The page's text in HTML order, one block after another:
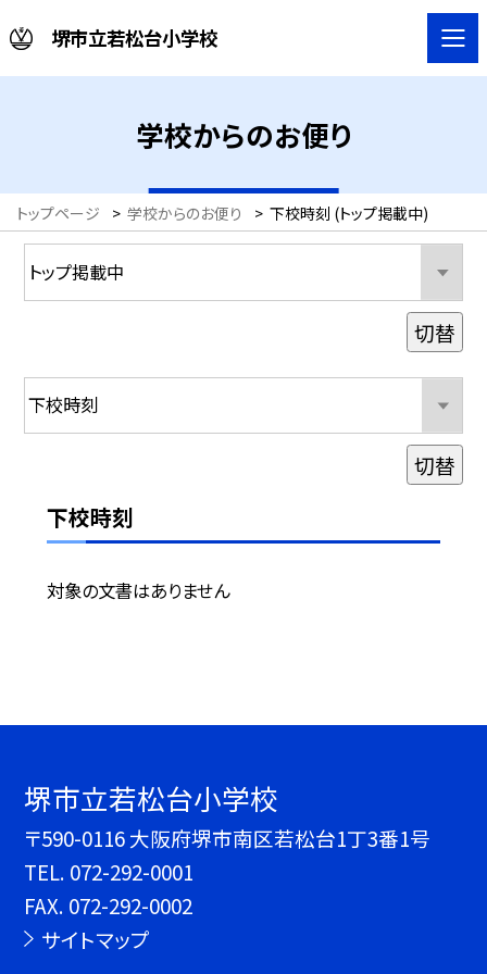
堺市立若松台小学校
学校からのお便り
トップページ > 学校からのお便り > 下校時刻 (トップ掲載中)
下校時刻
対象の文書はありません
切替
切替
堺市立若松台小学校
〒590-0116 大阪府堺市南区若松台1丁3番1号
TEL. 072-292-0001
FAX. 072-292-0002
サイトマップ